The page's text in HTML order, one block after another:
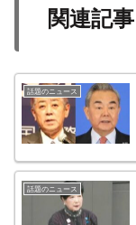
関連記事
話題のニュース
話題のニュース